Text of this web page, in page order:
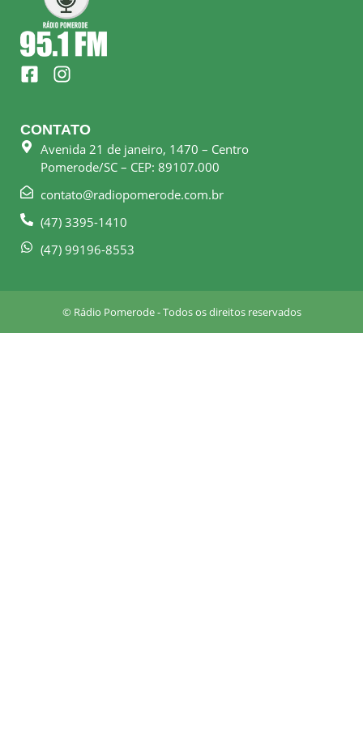
F
a
e
b
o
k
s
q
a
I
n
t
a
g
r
a
m
CONTATO
Avenida 21 de janeiro, 1470 – Centro
Pomerode/SC – CEP: 89107.000
contato@radiopomerode.com.br
(47) 3395-1410
(47) 99196-8553
© Rádio Pomerode - Todos os direitos reservados